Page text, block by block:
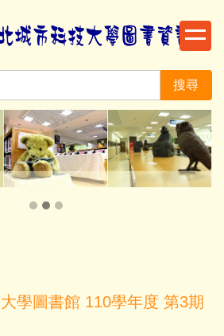
搜尋
學圖書館 110學年度 第3期